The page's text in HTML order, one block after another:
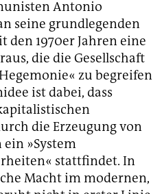
Antonio
seine grundlegenden
den 1970er Jahren eine
die die Gesellschaft
zu begreifen
ist dabei, dass
die Erzeugung von
»System
stattfindet. In
Macht im modernen,